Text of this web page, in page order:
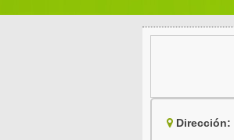
Dirección: